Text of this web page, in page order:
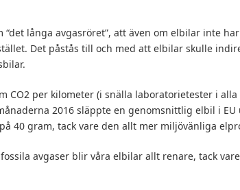
långa avgasröret”, att även om elbilar inte
Det påstås till och med att elbilar skulle
CO2 per kilometer (i snälla laboratorietester i
2016 släppte en genomsnittlig elbil i EU
40 gram, tack vare den allt mer miljövänliga
avgaser blir våra elbilar allt renare, tack